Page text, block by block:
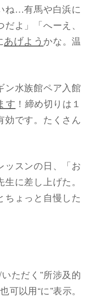
ね…有馬や白浜に
よ」「へーえ、
あげよう かな。温
ン水族館ペア入館
す ！締め切りは１
効です。たくさん
ッスンの日、「お
に差し上げた。
ちょっと自慢した
ただく”所涉及的
可以用“に”表示。